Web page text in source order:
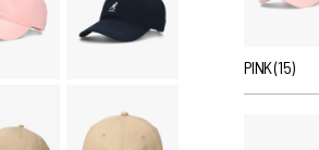
PINK (15)